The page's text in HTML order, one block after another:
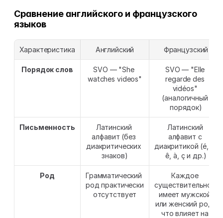
Сравнение английского и французского
языков
Характеристика Английский Французский
Порядок слов
SVO — "She
watches videos"
SVO — "Elle
regarde des
vidéos"
(аналогичный
порядок)
Письменность
Латинский
алфавит (без
диакритических
знаков)
Латинский
алфавит с
диакритикой (é, è,
ê, à, ç и др.)
Род
Грамматический
род практически
отсутствует
Каждое
существительное
имеет мужской
или женский род,
что влияет на